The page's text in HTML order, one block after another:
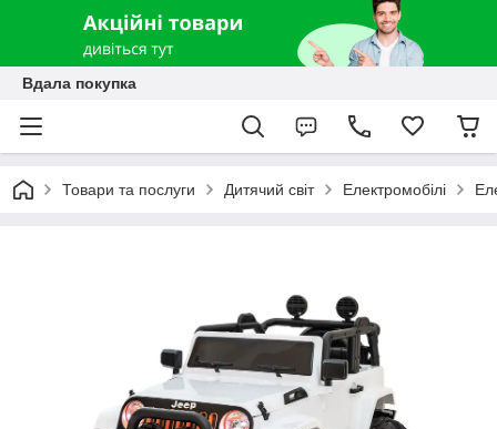
Вдала покупка
Товари та послуги Дитячий світ Електромобілі